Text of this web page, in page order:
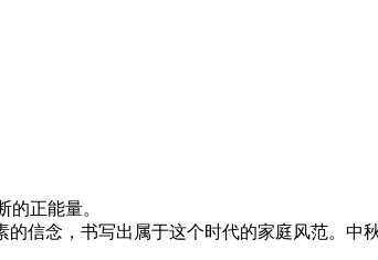
正能量。
念，书写出属于这个时代的家庭风范。中